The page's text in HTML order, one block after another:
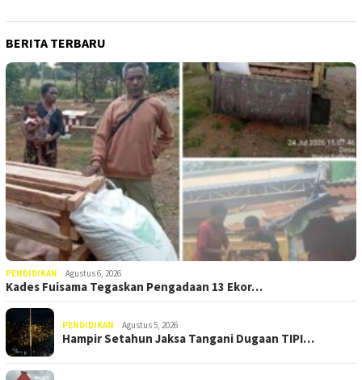
BERITA TERBARU
PENDIDIKAN Agustus 6, 2026
Kades Fuisama Tegaskan Pengadaan 13 Ekor…
PENDIDIKAN Agustus 5, 2026
Hampir Setahun Jaksa Tangani Dugaan TIPI…